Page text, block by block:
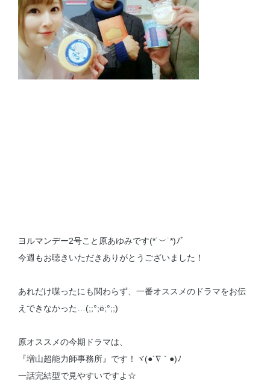
ヨルマンデー2号こと原あゆみです(*˙︶˙*)ﾉﾞ
今週もお聴きいただきありがとうございました！
あれだけ喋ったにも関わらず、一番オススメのドラマをお伝
えできなかった…(;;°;ё;°;;)
原オススメの今期ドラマは、
『増山超能力師事務所』です！ヾ(●´∇｀●)ﾉ
一話完結型で見やすいですよ☆